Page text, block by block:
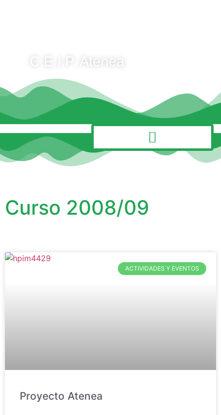
C.E.I.P. Atenea
MENÚ
Curso 2008/09
ACTIVIDADES Y EVENTOS
Proyecto Atenea